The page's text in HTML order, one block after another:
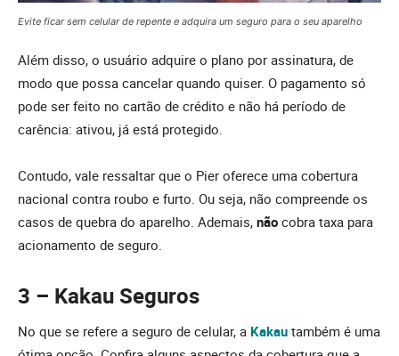
Evite ficar sem celular de repente e adquira um seguro para o seu aparelho
Além disso, o usuário adquire o plano por assinatura, de
modo que possa cancelar quando quiser. O pagamento só
pode ser feito no cartão de crédito e não há período de
carência: ativou, já está protegido.
Contudo, vale ressaltar que o Pier oferece uma cobertura
nacional contra roubo e furto. Ou seja, não compreende os
casos de quebra do aparelho. Ademais, não cobra taxa para
acionamento de seguro.
3 – Kakau Seguros
No que se refere a seguro de celular, a Kakau também é uma